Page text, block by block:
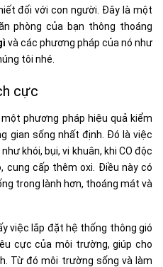
đối với con người. Đây là một
phòng của bạn thông thoáng
và các phương pháp của nó như
tôi nhé.
cực
phương pháp hiệu quả kiểm
gian sống nhất định. Đó là việc
khói, bụi, vi khuân, khi CO độc
cung cấp thêm oxi. Điều này có
trong lành hơn, thoáng mát và
việc lắp đặt hệ thống thông gió
cực của môi trường, giúp cho
Từ đó môi trường sống và làm